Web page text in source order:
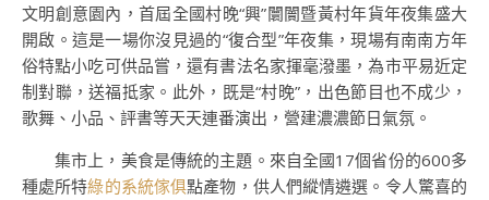
文明創意園內，首屆全國村晚“興”闤闠暨黃村年貨年夜集盛大
開啟。這是一場你沒見過的“復合型”年夜集，現場有南南方年
俗特點小吃可供品嘗，還有書法名家揮毫潑墨，為市平易近定
制對聯，送福抵家。此外，既是“村晚”，出色節目也不成少，
歌舞、小品、評書等天天連番演出，營建濃濃節日氣氛。
集市上，美食是傳統的主題。來自全國17個省份的600多
種處所特綠的系統傢俱點產物，供人們縱情遴選。令人驚喜的